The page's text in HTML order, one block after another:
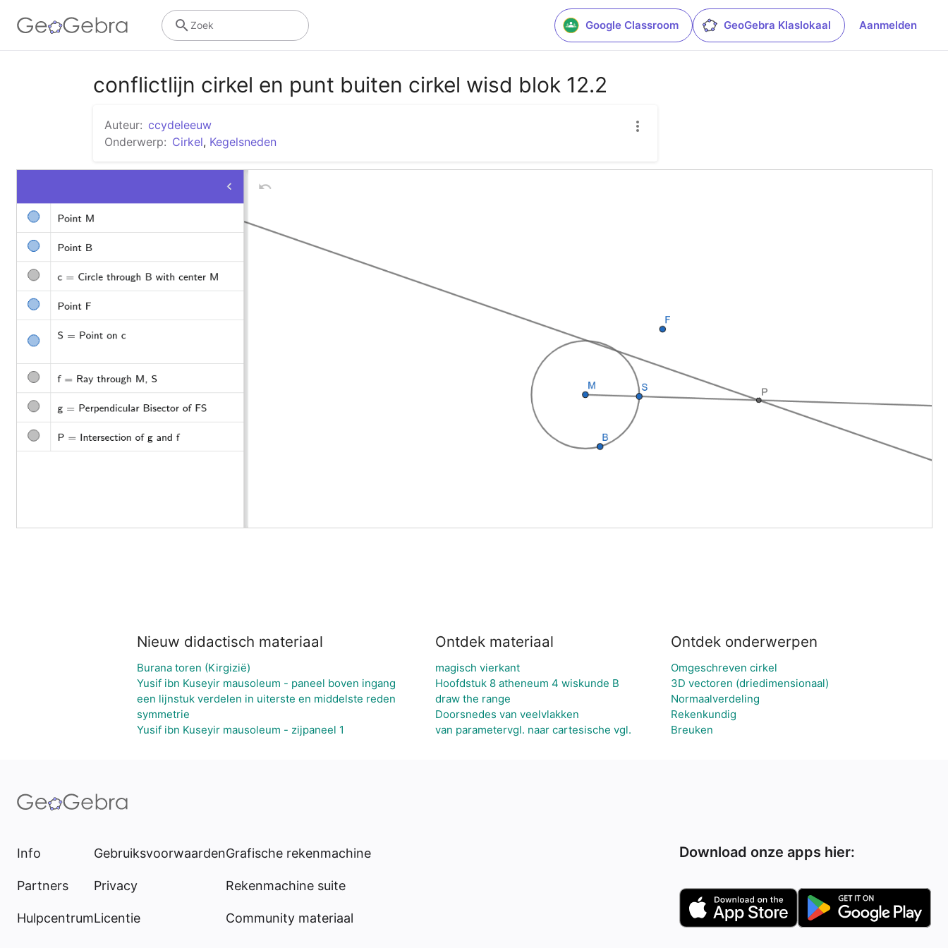
Google Classroom GeoGebra Klaslokaal Aanmelden
Zoek
conflictlijn cirkel en punt buiten cirkel wisd blok 12.2
Auteur: ccydeleeuw
Onderwerp: Cirkel, Kegelsneden
Nieuw didactisch materiaal
Burana toren (Kirgizië)
Yusif ibn Kuseyir mausoleum - paneel boven ingang
een lijnstuk verdelen in uiterste en middelste reden
symmetrie
Yusif ibn Kuseyir mausoleum - zijpaneel 1
Ontdek materiaal
magisch vierkant
Hoofdstuk 8 atheneum 4 wiskunde B
draw the range
Doorsnedes van veelvlakken
van parametervgl. naar cartesische vgl.
Ontdek onderwerpen
Omgeschreven cirkel
3D vectoren (driedimensionaal)
Normaalverdeling
Rekenkundig
Breuken
Info
Partners
Hulpcentrum
Gebruiksvoorwaarden
Privacy
Licentie
Grafische rekenmachine
Rekenmachine suite
Community materiaal
Download onze apps hier: